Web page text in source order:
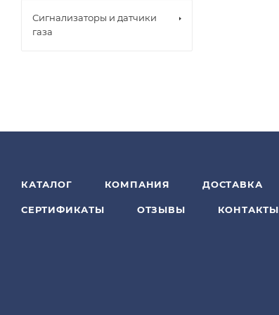
Сигнализаторы и датчики
газа
КАТАЛОГ КОМПАНИЯ ДОСТАВКА
СЕРТИФИКАТЫ ОТЗЫВЫ КОНТАКТЫ